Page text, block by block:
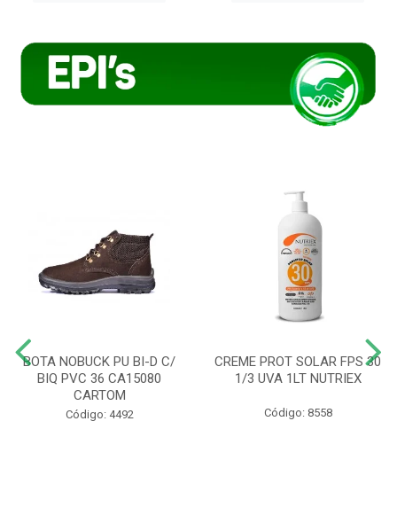
BOTA NOBUCK PU BI-D C/
BIQ PVC 36 CA15080
CARTOM
Código: 4492
CREME PROT SOLAR FPS 30
1/3 UVA 1LT NUTRIEX
Código: 8558